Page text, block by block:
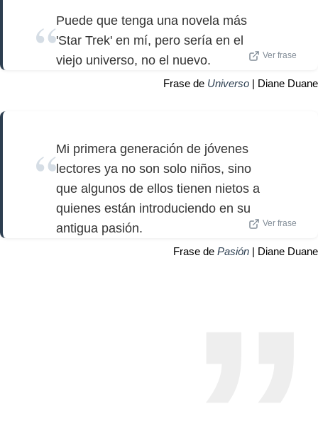
Puede que tenga una novela más
'Star Trek' en mí, pero sería en el
viejo universo, no el nuevo.
Ver frase
Frase de Universo | Diane Duane
Mi primera generación de jóvenes
lectores ya no son solo niños, sino
que algunos de ellos tienen nietos a
quienes están introduciendo en su
antigua pasión.
Ver frase
Frase de Pasión | Diane Duane